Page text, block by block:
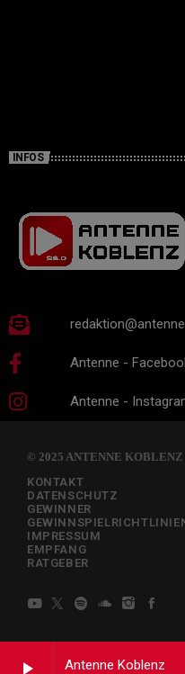
play_arrow Antenne Koblenz
INFOS
Antenne -
Antenne -
© 2025 ANTENNE KOBLENZ
KONTAKT
DATENSCHUTZ
GEWINNER
IMPRESSUM
EMPFANG
RATGEBER